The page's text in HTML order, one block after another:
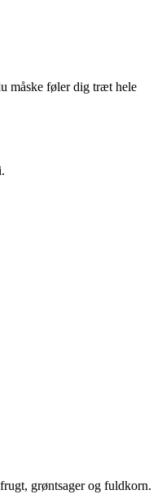
måske føler dig træt hele
grøntsager og fuldkorn.